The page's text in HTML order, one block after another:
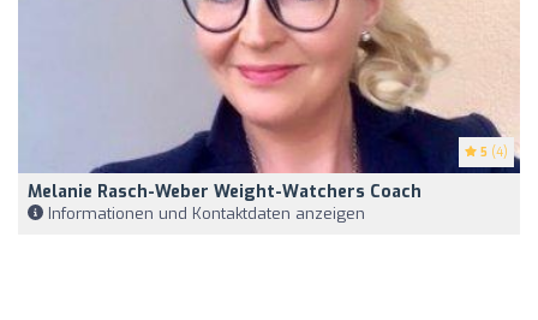
5 (4)
Melanie Rasch-Weber Weight-Watchers Coach
Informationen und Kontaktdaten anzeigen